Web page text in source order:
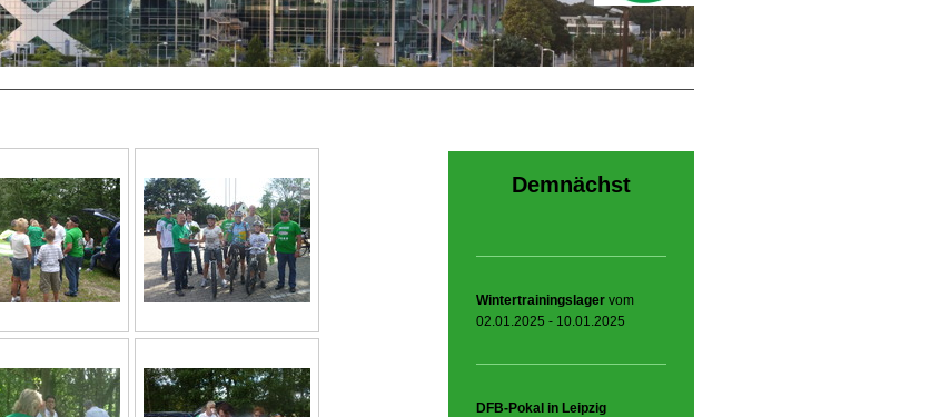
Demnächst
Wintertrainingslager vom
02.01.2025 - 10.01.2025
DFB-Pokal in Leipzig